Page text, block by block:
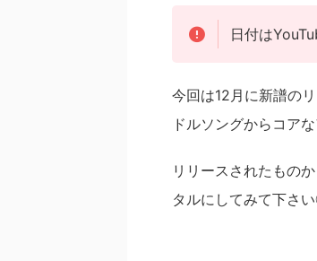
日付は
今回は12月に新譜の
ドルソングからコア
リリースされたもの
タルにしてみて下さ